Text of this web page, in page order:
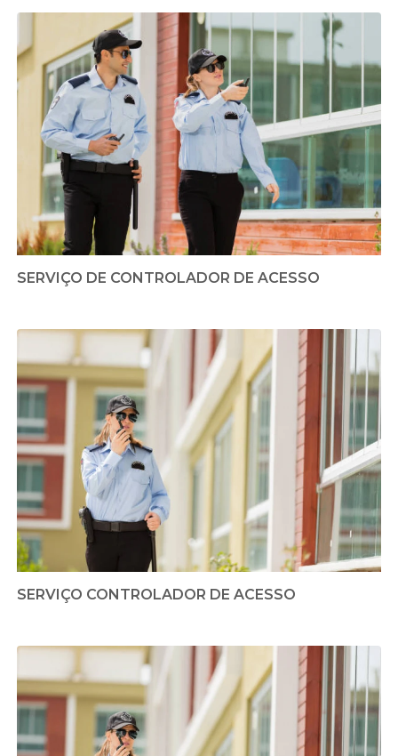
SERVIÇO DE CONTROLADOR DE ACESSO
SERVIÇO CONTROLADOR DE ACESSO